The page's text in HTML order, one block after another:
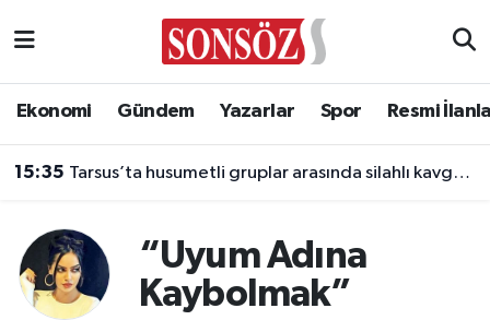
Ekonomi Gündem Yazarlar Spor Resmi
15:35 Tarsus’ta husumetli gruplar arasında silahlı kavga: 2 kuzen öldü
“Uyum Adına
Kaybolmak”
Asayiş
Biyografi
Çevre
Ankara Nöbetçi Eczaneler
Ankara Trafik Yoğunluk Haritası
Süper Lig Puan Durumu ve Fikstür